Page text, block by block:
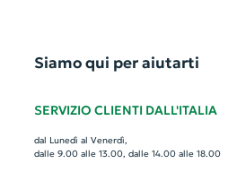
Siamo qui per aiutarti
SERVIZIO CLIENTI DALL'ITALIA
dal Lunedì al Venerdì,
dalle 9.00 alle 13.00, dalle 14.00 alle 18.00